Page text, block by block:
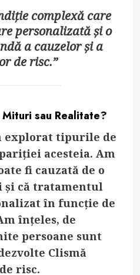
complexă care
personalizată și o
a cauzelor și a
de risc.”
sau Realitate?
explorat tipurile de
acesteia. Am
fi cauzată de o
și că tratamentul
în funcție de
înțeles, de
persoane sunt
Clismă
risc.